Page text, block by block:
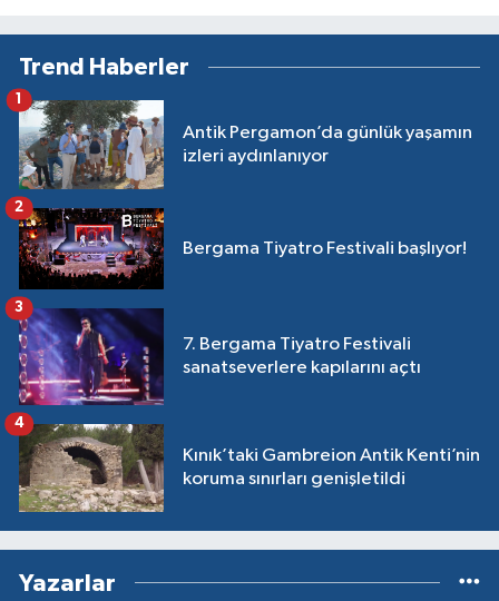
Trend Haberler
Antik Pergamon’da günlük yaşamın
izleri aydınlanıyor
1
Bergama Tiyatro Festivali başlıyor!
2
7. Bergama Tiyatro Festivali
sanatseverlere kapılarını açtı
3
Kınık’taki Gambreion Antik Kenti’nin
koruma sınırları genişletildi
4
Yazarlar